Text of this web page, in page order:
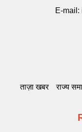
E-mail:
ताज़ा खबर राज्य